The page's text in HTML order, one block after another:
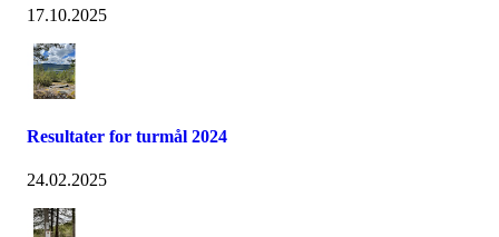
17.10.2025
Resultater for turmål 2024
24.02.2025